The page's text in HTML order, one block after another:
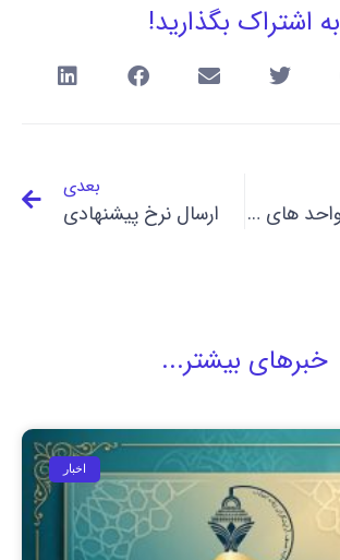
به اشتراک بگذارید!
فرم پرسنل واحد های صنفی
بعدی
ارسال نرخ پیشنهادی
خبرهای بیشتر...
اخبار